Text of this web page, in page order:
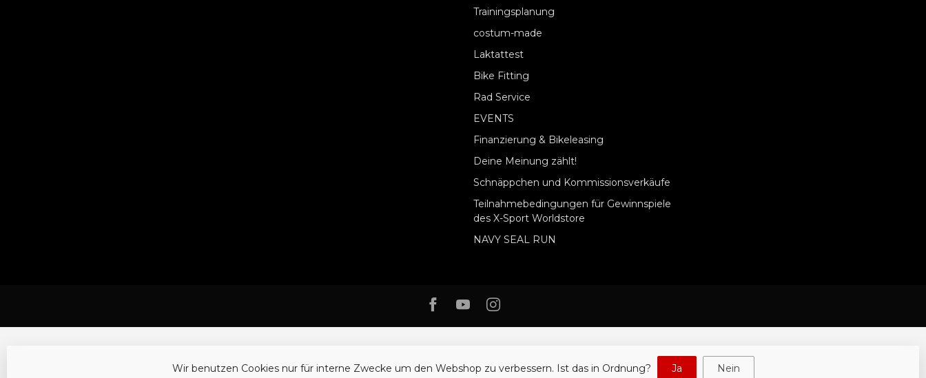
Trainingsplanung
costum-made
Laktattest
Bike Fitting
Rad Service
EVENTS
Finanzierung & Bikeleasing
Deine Meinung zählt!
Schnäppchen und Kommissionsverkäufe
Teilnahmebedingungen für Gewinnspiele
des X-Sport Worldstore
NAVY SEAL RUN
Wir benutzen Cookies nur für interne Zwecke um den Webshop zu verbessern. Ist das in Ordnung? Ja Nein